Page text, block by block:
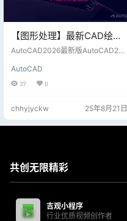
【图形处理】最新CAD绘图
软件 | Autodesk AutoCAD
下载】
AutoCAD2026最新版AutoCAD202
odesk AutoCAD2026中文版是欧特
克全球著名的专业计算机辅助设计
三维设计,广泛应用于机械设计,工程
制图,土木建筑,装饰装潢,服装加工等
多个行业领域.借助AutoCAD绘图程
AutoCAD
37 0
chhyjyckw 25年8月21日
共创无限精彩
吉观小程序
行业优质视频创作者